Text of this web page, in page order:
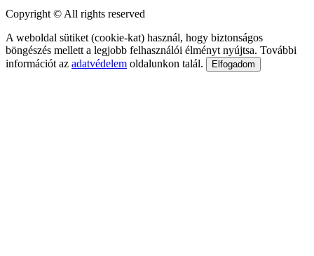
Copyright © All rights reserved
A weboldal sütiket (cookie-kat) használ, hogy biztonságos
böngészés mellett a legjobb felhasználói élményt nyújtsa. További
információt az adatvédelem oldalunkon talál. Elfogadom